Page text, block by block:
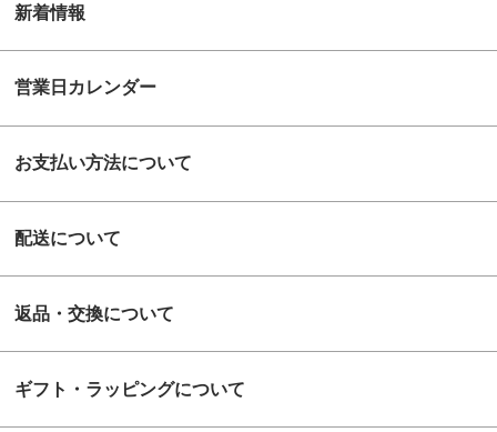
新着情報
営業日カレンダー
お支払い方法について
配送について
返品・交換について
ギフト・ラッピングについて